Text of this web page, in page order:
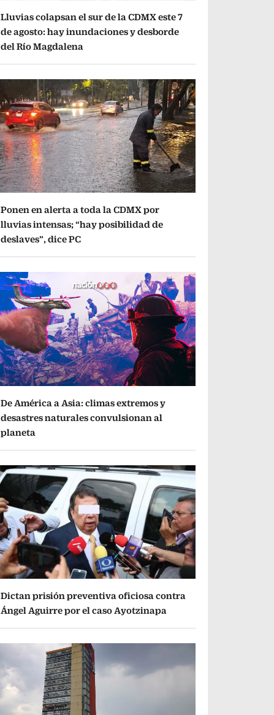
Lluvias colapsan el sur de la CDMX este 7
de agosto: hay inundaciones y desborde
del Río Magdalena
Ponen en alerta a toda la CDMX por
lluvias intensas; “hay posibilidad de
deslaves”, dice PC
De América a Asia: climas extremos y
desastres naturales convulsionan al
planeta
Dictan prisión preventiva oficiosa contra
Ángel Aguirre por el caso Ayotzinapa